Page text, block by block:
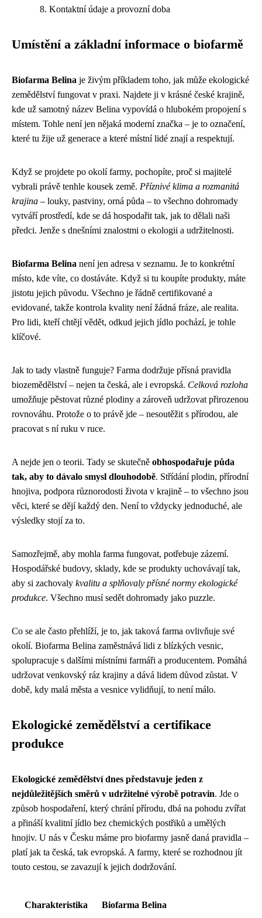
Kontaktní údaje a provozní doba
Umístění a základní informace o biofarmě
Biofarma Belina je živým příkladem toho, jak může ekologické
zemědělství fungovat v praxi. Najdete ji v krásné české krajině,
kde už samotný název Belina vypovídá o hlubokém propojení s
místem. Tohle není jen nějaká moderní značka – je to označení,
které tu žije už generace a které místní lidé znají a respektují.
Když se projdete po okolí farmy, pochopíte, proč si majitelé
vybrali právě tenhle kousek země. Příznivé klima a rozmanitá
krajina – louky, pastviny, orná půda – to všechno dohromady
vytváří prostředí, kde se dá hospodařit tak, jak to dělali naši
předci. Jenže s dnešními znalostmi o ekologii a udržitelnosti.
Biofarma Belina není jen adresa v seznamu. Je to konkrétní
místo, kde víte, co dostáváte. Když si tu koupíte produkty, máte
jistotu jejich původu. Všechno je řádně certifikované a
evidované, takže kontrola kvality není žádná fráze, ale realita.
Pro lidi, kteří chtějí vědět, odkud jejich jídlo pochází, je tohle
klíčové.
Jak to tady vlastně funguje? Farma dodržuje přísná pravidla
biozemědělství – nejen ta česká, ale i evropská. Celková rozloha
umožňuje pěstovat různé plodiny a zároveň udržovat přirozenou
rovnováhu. Protože o to právě jde – nesoutěžit s přírodou, ale
pracovat s ní ruku v ruce.
A nejde jen o teorii. Tady se skutečně obhospodařuje půda
tak, aby to dávalo smysl dlouhodobě. Střídání plodin, přírodní
hnojiva, podpora různorodosti života v krajině – to všechno jsou
věci, které se dějí každý den. Není to vždycky jednoduché, ale
výsledky stojí za to.
Samozřejmě, aby mohla farma fungovat, potřebuje zázemí.
Hospodářské budovy, sklady, kde se produkty uchovávají tak,
aby si zachovaly kvalitu a splňovaly přísné normy ekologické
produkce. Všechno musí sedět dohromady jako puzzle.
Co se ale často přehlíží, je to, jak taková farma ovlivňuje své
okolí. Biofarma Belina zaměstnává lidi z blízkých vesnic,
spolupracuje s dalšími místními farmáři a producentem. Pomáhá
udržovat venkovský ráz krajiny a dává lidem důvod zůstat. V
době, kdy malá města a vesnice vylidňují, to není málo.
Ekologické zemědělství a certifikace
produkce
Ekologické zemědělství dnes představuje jeden z
nejdůležitějších směrů v udržitelné výrobě potravin. Jde o
způsob hospodaření, který chrání přírodu, dbá na pohodu zvířat
a přináší kvalitní jídlo bez chemických postřiků a umělých
hnojiv. U nás v Česku máme pro biofarmy jasně daná pravidla –
platí jak ta česká, tak evropská. A farmy, které se rozhodnou jít
touto cestou, se zavazují k jejich dodržování.
Charakteristika Biofarma Belina